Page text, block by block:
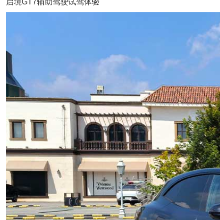
启境GT7辅助驾驶试驾体验